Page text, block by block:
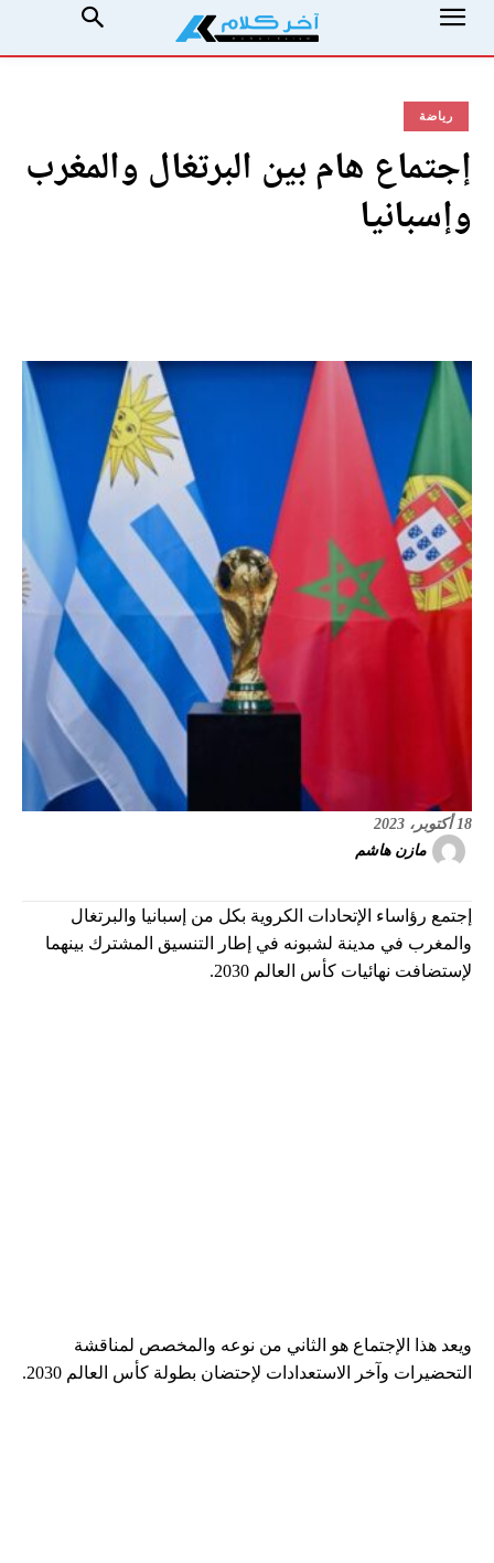
رياضة
إجتماع هام بين البرتغال والمغرب
وإسبانيا
18 أكتوبر، 2023
مازن هاشم
إجتمع رؤاساء الإتحادات الكروية بكل من إسبانيا والبرتغال
والمغرب في مدينة لشبونه في إطار التنسيق المشترك بينهما
لإستضافت نهائيات كأس العالم 2030.
ويعد هذا الإجتماع هو الثاني من نوعه والمخصص لمناقشة
التحضيرات وآخر الاستعدادات لإحتضان بطولة كأس العالم 2030.